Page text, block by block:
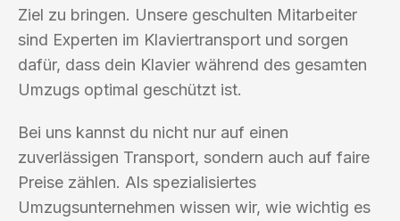
Ziel zu bringen. Unsere geschulten Mitarbeiter
sind Experten im Klaviertransport und sorgen
dafür, dass dein Klavier während des gesamten
Umzugs optimal geschützt ist.
Bei uns kannst du nicht nur auf einen
zuverlässigen Transport, sondern auch auf faire
Preise zählen. Als spezialisiertes
Umzugsunternehmen wissen wir, wie wichtig es